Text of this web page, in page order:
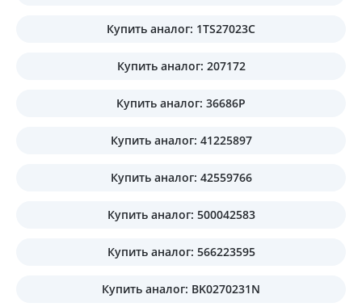
Купить аналог: 1TS27023C
Купить аналог: 207172
Купить аналог: 36686P
Купить аналог: 41225897
Купить аналог: 42559766
Купить аналог: 500042583
Купить аналог: 566223595
Купить аналог: BK0270231N